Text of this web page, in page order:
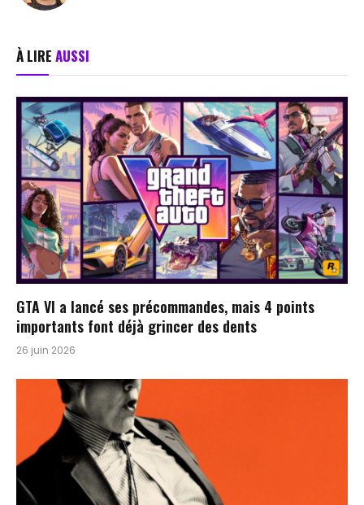
À LIRE AUSSI
GTA VI a lancé ses précommandes, mais 4 points
importants font déjà grincer des dents
26 juin 2026